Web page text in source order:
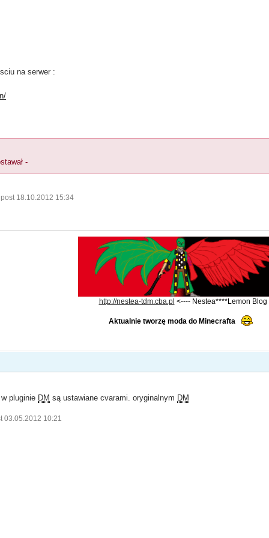
na serwer :
-
18.10.2012 15:34
http://nestea-tdm.cba.pl <---- Nestea****Lemon Blog
Aktualnie tworzę moda do Minecrafta
pluginie DM są ustawiane cvarami. oryginalnym DM
03.05.2012 10:21